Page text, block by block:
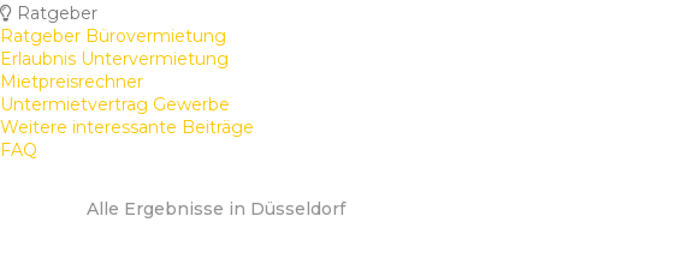
Ratgeber
Ratgeber Bürovermietung
Erlaubnis Untervermietung
Mietpreisrechner
Untermietvertrag Gewerbe
Weitere interessante Beiträge
FAQ
Alle Ergebnisse in Düsseldorf